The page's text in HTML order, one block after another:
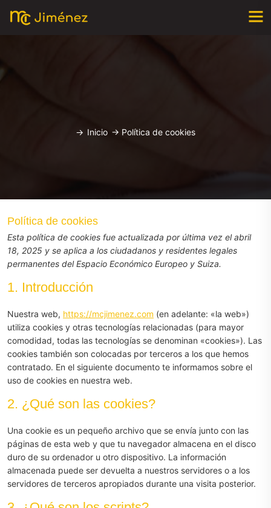
-> Inicio -> Política de cookies
Política de cookies
Esta política de cookies fue actualizada por última vez el abril
18, 2025 y se aplica a los ciudadanos y residentes legales
permanentes del Espacio Económico Europeo y Suiza.
1. Introducción
Nuestra web, https://mcjimenez.com (en adelante: «la web»)
utiliza cookies y otras tecnologías relacionadas (para mayor
comodidad, todas las tecnologías se denominan «cookies»). Las
cookies también son colocadas por terceros a los que hemos
contratado. En el siguiente documento te informamos sobre el
uso de cookies en nuestra web.
2. ¿Qué son las cookies?
Una cookie es un pequeño archivo que se envía junto con las
páginas de esta web y que tu navegador almacena en el disco
duro de su ordenador u otro dispositivo. La información
almacenada puede ser devuelta a nuestros servidores o a los
servidores de terceros apropiados durante una visita posterior.